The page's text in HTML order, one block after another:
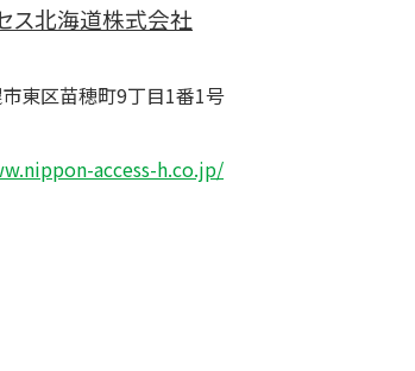
ス北海道株式会社
東区苗穂町9丁目1番1号
access-h.co.jp/